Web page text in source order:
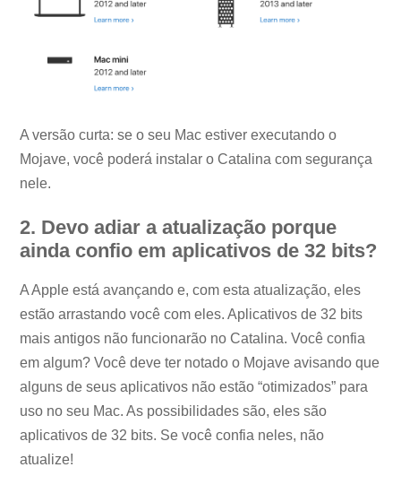
A versão curta: se o seu Mac estiver executando o
Mojave, você poderá instalar o Catalina com segurança
nele.
2. Devo adiar a atualização porque
ainda confio em aplicativos de 32 bits?
A Apple está avançando e, com esta atualização, eles
estão arrastando você com eles. Aplicativos de 32 bits
mais antigos não funcionarão no Catalina. Você confia
em algum? Você deve ter notado o Mojave avisando que
alguns de seus aplicativos não estão “otimizados” para
uso no seu Mac. As possibilidades são, eles são
aplicativos de 32 bits. Se você confia neles, não
atualize!